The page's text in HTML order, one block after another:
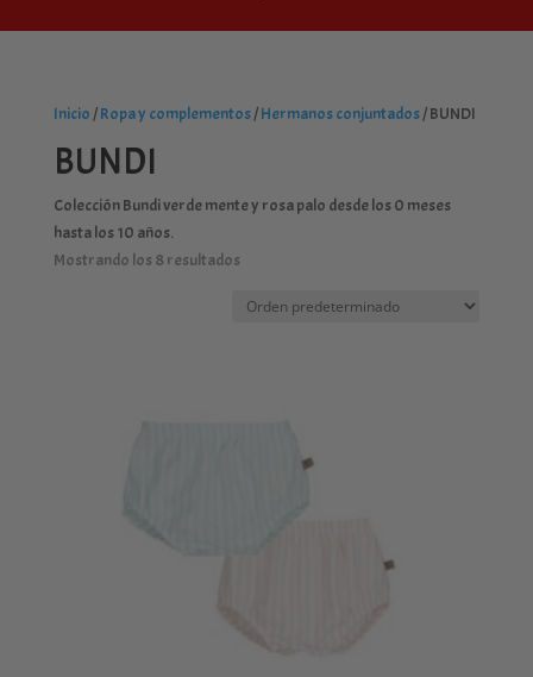
Inicio /Ropa y complementos/Hermanos conjuntados/ BUNDI
BUNDI
Colección Bundi verde mente y rosa palo desde los 0 meses
hasta los 10 años.
Mostrando los 8 resultados